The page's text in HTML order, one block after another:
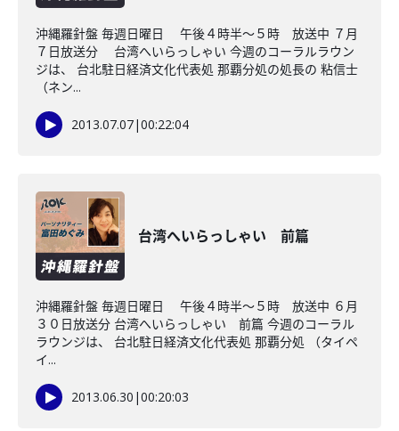
沖縄羅針盤 毎週日曜日 午後４時半～５時 放送中 ７月
７日放送分 台湾へいらっしゃい 今週のコーラルラウン
ジは、 台北駐日経済文化代表処 那覇分処の処長の 粘信士
（ネン...
2013.07.07|00:22:04
台湾へいらっしゃい 前篇
沖縄羅針盤 毎週日曜日 午後４時半～５時 放送中 ６月
３０日放送分 台湾へいらっしゃい 前篇 今週のコーラル
ラウンジは、 台北駐日経済文化代表処 那覇分処 （タイペ
イ...
2013.06.30 |00:20:03